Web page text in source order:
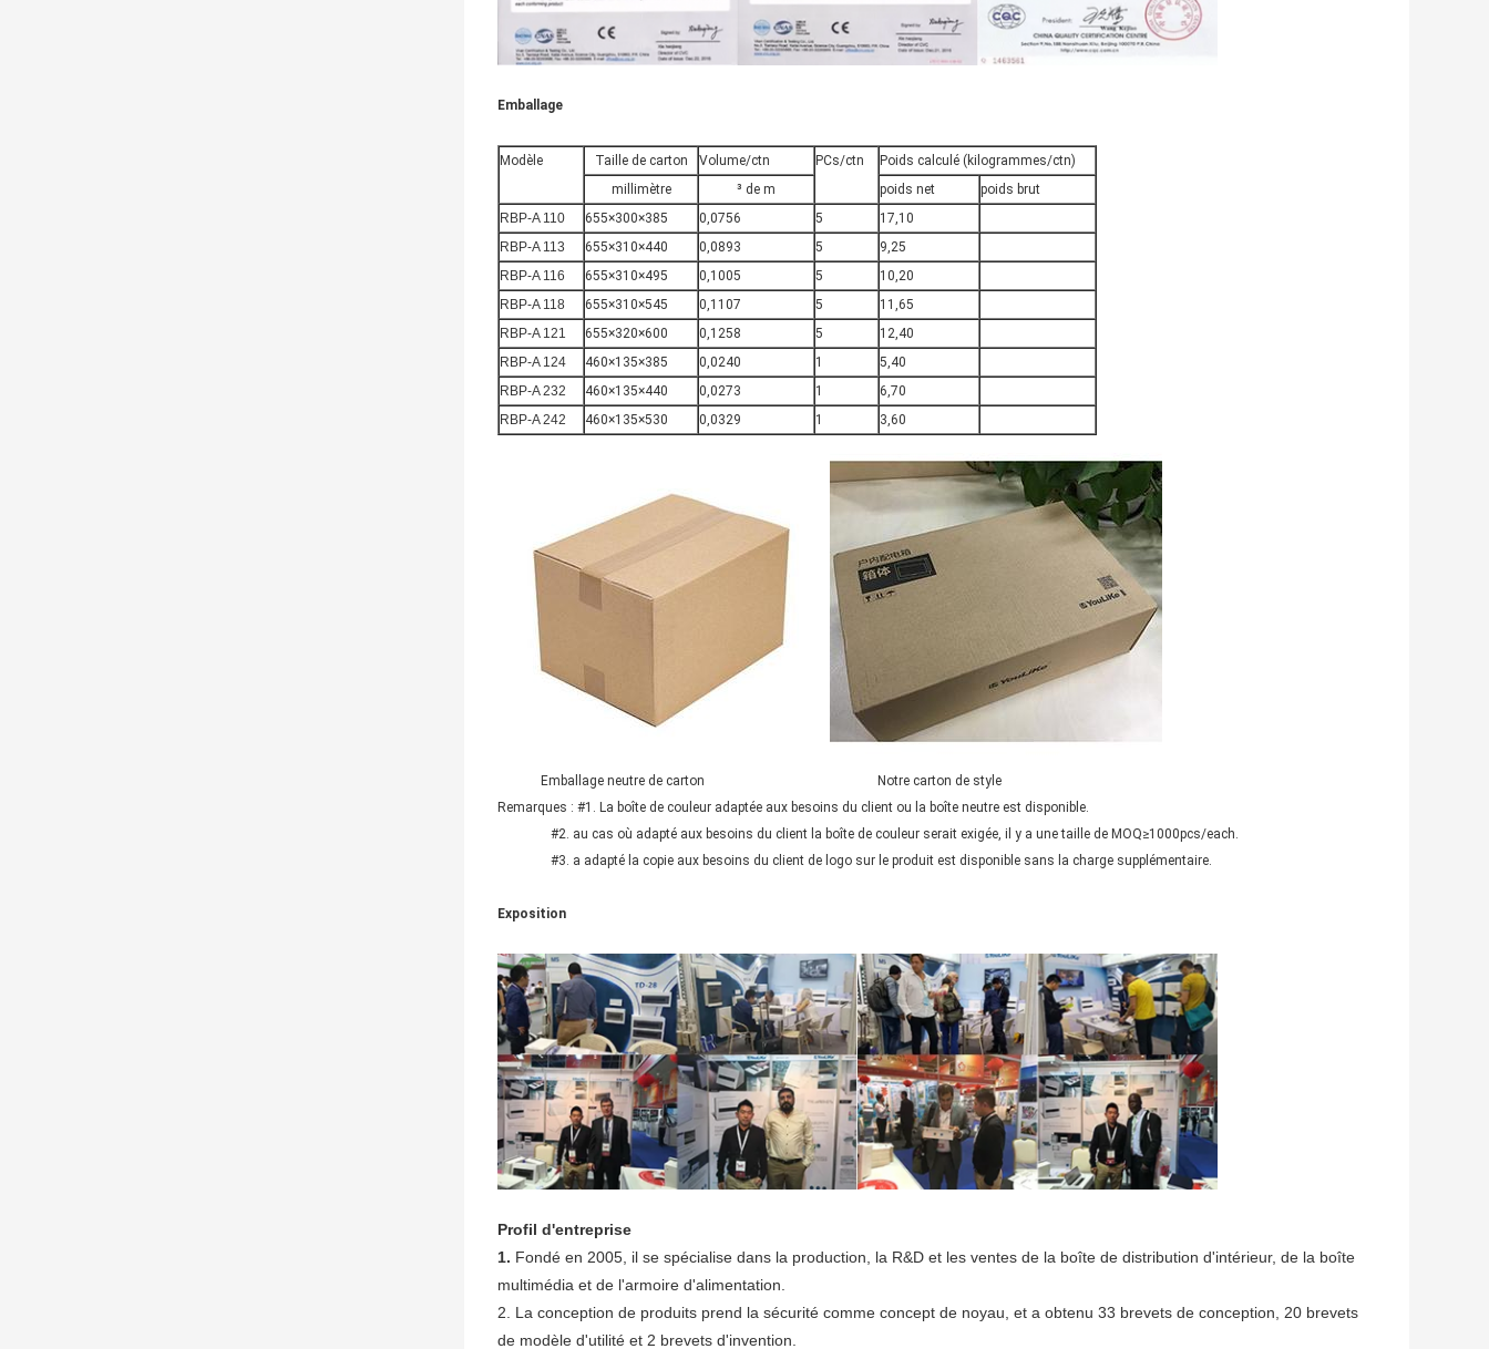
Emballage
Modèle Taille de carton Volume/ctn PCs/ctn
Poids calculé (kilogrammes/ctn)
millimètre
³ de m poids net
poids brut
RBP-A 110
655×300×385 0,0756 5
17,10
RBP-A 113
655×310×440 0,0893 5
9,25
RBP-A 116
655×310×495 0,1005 5
10,20
RBP-A 118
655×310×545 0,1107 5
11,65
RBP-A 121
655×320×600 0,1258 5
12,40
RBP-A 124
460×135×385 0,0240 1
5,40
RBP-A 232
460×135×440 0,0273 1
6,70
RBP-A 242
460×135×530 0,0329 1 3,60
Emballage neutre de carton Notre carton de style
Remarques : #1. La boîte de couleur adaptée aux besoins du client ou la boîte neutre est disponible.
#2. au cas où adapté aux besoins du client la boîte de couleur serait exigée, il y a une taille de MOQ≥1000pcs/each.
#3. a adapté la copie aux besoins du client de logo sur le produit est disponible sans la charge supplémentaire.
Exposition
Profil d'entreprise
1. Fondé en 2005, il se spécialise dans la production, la R&D et les ventes de la boîte de distribution d'intérieur, de la boîte
multimédia et de l'armoire d'alimentation.
2. La conception de produits prend la sécurité comme concept de noyau, et a obtenu 33 brevets de conception, 20 brevets
de modèle d'utilité et 2 brevets d'invention.